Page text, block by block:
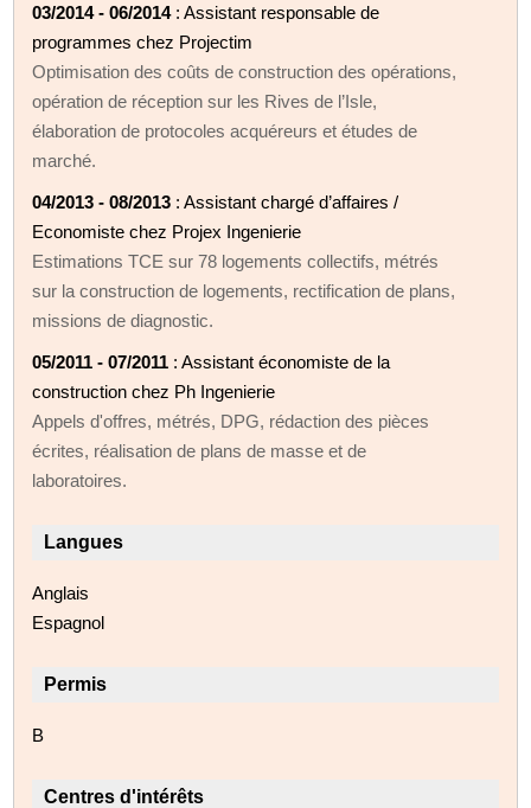
03/2014 - 06/2014: Assistant responsable de
programmes chez Projectim
Optimisation des coûts de construction des opérations,
opération de réception sur les Rives de l’Isle,
élaboration de protocoles acquéreurs et études de
marché.
04/2013 - 08/2013 : Assistant chargé d’affaires /
Economiste chez Projex Ingenierie
Estimations TCE sur 78 logements collectifs, métrés
sur la construction de logements, rectification de plans,
missions de diagnostic.
05/2011 - 07/2011 : Assistant économiste de la
construction chez Ph Ingenierie
Appels d'offres, métrés, DPG, rédaction des pièces
écrites, réalisation de plans de masse et de
laboratoires.
Langues
Anglais
Espagnol
Permis
B
Centres d'intérêts